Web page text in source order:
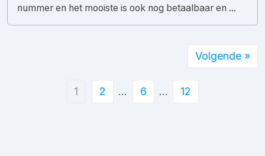
nummer en het mooiste is ook nog betaalbaar en ...
1 2 … 6 … 12
Volgende »